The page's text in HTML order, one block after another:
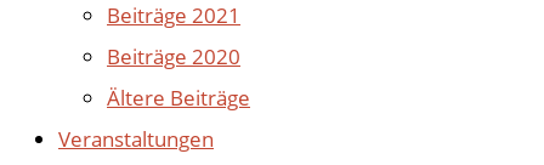
Beiträge 2021
Beiträge 2020
Ältere Beiträge
Veranstaltungen